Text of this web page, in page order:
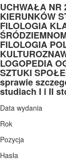
UCHWAŁA NR
KIERUNKÓW
FILOLOGIA
FILOLOGIA
LOGOPEDIA
SZTUKI
sprawie
studiach I i II
Data wydania
Rok
Pozycja
Hasła